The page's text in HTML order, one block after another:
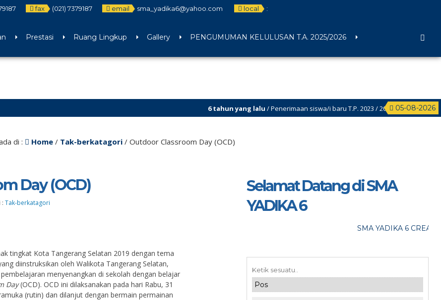
fax (021) 7379187 email sma_yadika6@yahoo.com local :
Prestasi Ruang Lingkup Gallery PENGUMUMAN KELULUSAN T.A. 2025/2026
05-08-2026
6 tahun yang lalu/ Penerimaan siswa/i baru T.P. 2023 / 2024 Sudah dibuka,
di : Home / Tak-berkatagori / Outdoor Classroom Day (OCD)
Day (OCD)
: Tak-berkatagori
tingkat Kota Tangerang Selatan 2019 dengan tema
diinstruksikan oleh Walikota Tangerang Selatan,
menyenangkan di sekolah dengan belajar
Day(OCD). OCD ini dilaksanakan pada hari Rabu, 31
(rutin) dan dilanjut dengan bermain permainan
Selamat Datang di SMA
YADIKA 6
SMA YADIKA 6